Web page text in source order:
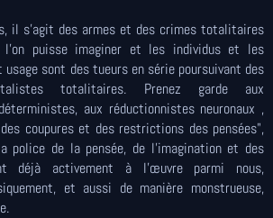
il s'agit des armes et des crimes totalitaires
puisse imaginer et les individus et les
usage sont des tueurs en série poursuivant des
totalitaires. Prenez garde aux
aux réductionnistes neuronaux ,
coupures et des restrictions des pensées",
police de la pensée, de l'imagination et des
déjà activement à l'œuvre parmi nous,
et aussi de manière monstrueuse,